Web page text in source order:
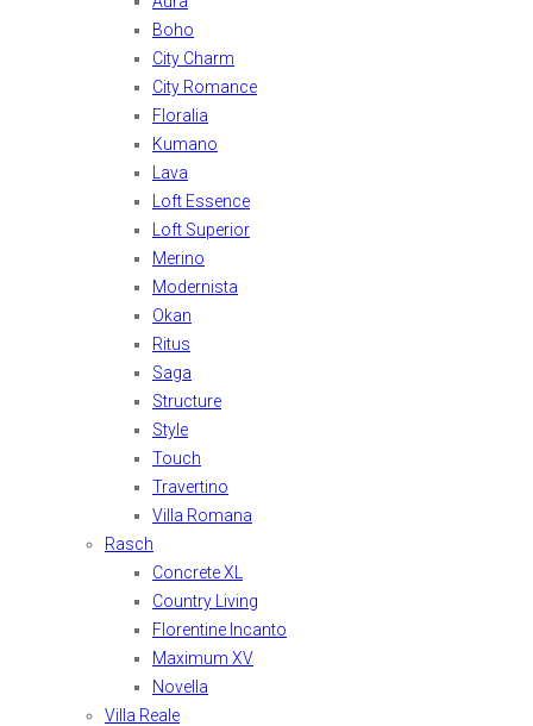
Boho
City Charm
City Romance
Floralia
Kumano
Lava
Loft Essence
Loft Superior
Merino
Modernista
Okan
Ritus
Saga
Structure
Style
Touch
Travertino
Villa Romana
Rasch
Concrete XL
Country Living
Florentine Incanto
Maximum XV
Novella
Villa Reale